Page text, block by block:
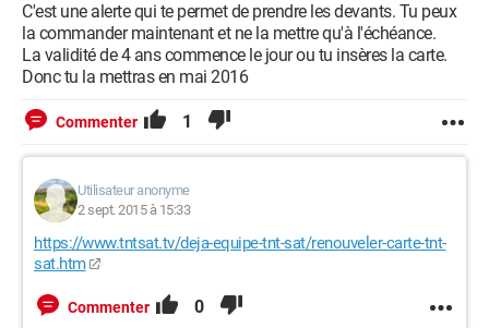
C'est une alerte qui te permet de prendre les devants. Tu peux
la commander maintenant et ne la mettre qu'à l'échéance.
La validité de 4 ans commence le jour ou tu insères la carte.
Donc tu la mettras en mai 2016
Commenter 1
Utilisateur anonyme
2 sept. 2015 à 15:33
https://www.tntsat.tv/deja-equipe-tnt-sat/renouveler-carte-tnt-
sat.htm
Commenter 0